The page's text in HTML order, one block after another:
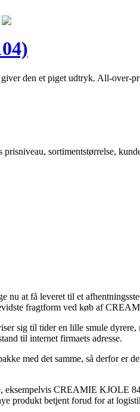
den et piget udtryk. All-over-
sortimentstørrelse,
at få leveret til et
fragtform ved køb af
sig til tider en lille smule
til internet firmaets adresse.
med det samme, så derfor er
eksempelvis CREAMIE KJOLE
produkt betjent forud for at